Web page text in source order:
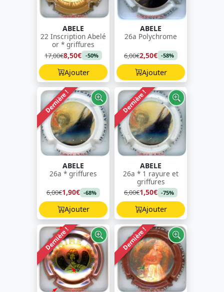
ABELE
22 Inscription Abelé
or * griffures
17,00€8,50€ -50%
Ajouter
ABELE
26a Polychrome
6,00€2,50€ -58%
Ajouter
Dernière !
ABELE
26a * griffures
6,00€1,90€ -68%
Ajouter
Dernière !
ABELE
26a * 1 rayure et
griffures
6,00€1,50€ -75%
Ajouter
Dernière ! Dernière !